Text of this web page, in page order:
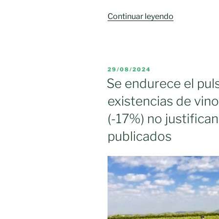
Continuar leyendo
precios
de
uva
jaque
a
parte
del
de
PUBLICADO
EL
29/08/2024
Se endurece el
existencias de
(-17%) no
publicados